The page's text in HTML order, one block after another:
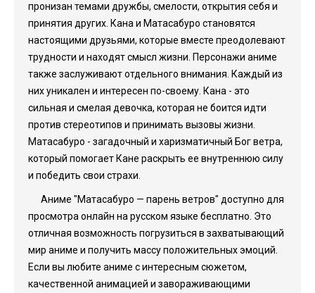
пронизан темами дружбы, смелости, открытия себя и
принятия других. Кана и Матасабуро становятся
настоящими друзьями, которые вместе преодолевают
трудности и находят смысл жизни. Персонажи аниме
также заслуживают отдельного внимания. Каждый из
них уникален и интересен по-своему. Кана - это
сильная и смелая девочка, которая не боится идти
против стереотипов и принимать вызовы жизни.
Матасабуро - загадочный и харизматичный Бог ветра,
который помогает Кане раскрыть ее внутреннюю силу
и победить свои страхи.
Аниме "Матасабуро — парень ветров" доступно для
просмотра онлайн на русском языке бесплатно. Это
отличная возможность погрузиться в захватывающий
мир аниме и получить массу положительных эмоций.
Если вы любите аниме с интересным сюжетом,
качественной анимацией и завораживающими